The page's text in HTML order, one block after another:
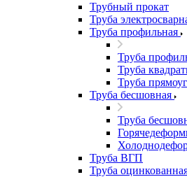
Трубный прокат
Труба
Труба профильная
Труба
Труба
Труба
Труба бесшовная
Труба
Труба ВГП
Труба